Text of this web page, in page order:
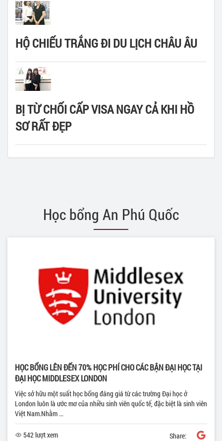
HỘ CHIẾU TRẮNG ĐI DU LỊCH CHÂU ÂU
BỊ TỪ CHỐI CẤP VISA NGAY CẢ KHI HỒ
SƠ RẤT ĐẸP
Học bổng An Phú Quốc
HỌC BỔNG LÊN ĐẾN 70% HỌC PHÍ CHO CÁC BẬN ĐẠI HỌC TẠI
ĐẠI HỌC MIDDLESEX LONDON
Việc sở hữu một suất học bổng đáng giá từ các trường Đại học ở
London luôn là ước mơ của nhiều sinh viên quốc tế, đặc biệt là sinh viên
Việt Nam.Nhằm ...
542 lượt xem Share: